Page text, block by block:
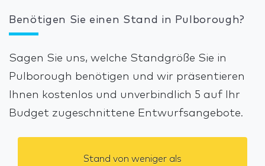
Benötigen Sie einen Stand in Pulborough?
Sagen Sie uns, welche Standgröße Sie in
Pulborough benötigen und wir präsentieren
Ihnen kostenlos und unverbindlich 5 auf Ihr
Budget zugeschnittene Entwurfsangebote.
Stand von weniger als